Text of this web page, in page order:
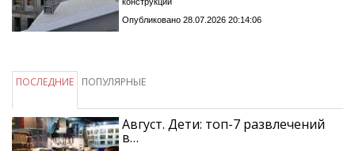
Опубликовано 28.07.2026 20:14:06
ПОСЛЕДНИЕ ПОПУЛЯРНЫЕ
Август. Дети: топ-7 развлечений
в…